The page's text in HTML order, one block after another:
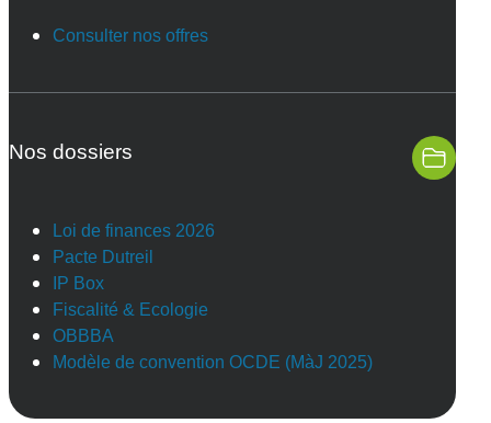
Consulter nos offres
Nos dossiers
Loi de finances 2026
Pacte Dutreil
IP Box
Fiscalité & Ecologie
OBBBA
Modèle de convention OCDE (MàJ 2025)